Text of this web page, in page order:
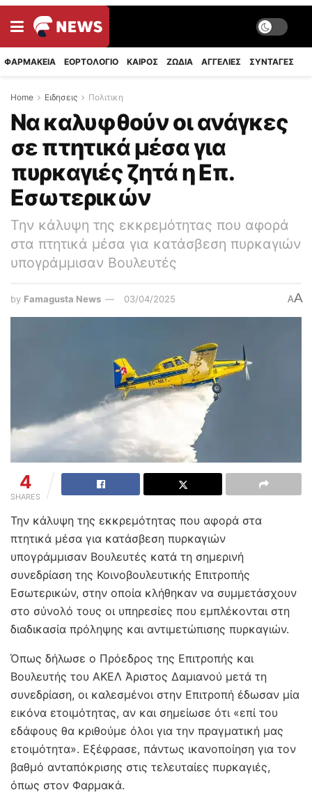
ΦΑΡΜΑΚΕΙΑ ΕΟΡΤΟΛΟΓΙΟ ΚΑΙΡΟΣ ΖΩΔΙΑ ΑΓΓΕΛΙΕΣ ΣΥΝΤΑΓΈΣ
Home Ειδησεις Πολιτικη
Να καλυφθούν οι ανάγκες
σε πτητικά μέσα για
πυρκαγιές ζητά η Επ.
Εσωτερικών
Την κάλυψη της εκκρεμότητας που αφορά
στα πτητικά μέσα για κατάσβεση πυρκαγιών
υπογράμμισαν Βουλευτές
by Famagusta News 03/04/2025 AA
4
SHARES
Την κάλυψη της εκκρεμότητας που αφορά στα
πτητικά μέσα για κατάσβεση πυρκαγιών
υπογράμμισαν Βουλευτές κατά τη σημερινή
συνεδρίαση της Κοινοβουλευτικής Επιτροπής
Εσωτερικών, στην οποία κλήθηκαν να συμμετάσχουν
στο σύνολό τους οι υπηρεσίες που εμπλέκονται στη
διαδικασία πρόληψης και αντιμετώπισης πυρκαγιών.
Όπως δήλωσε ο Πρόεδρος της Επιτροπής και
Βουλευτής του ΑΚΕΛ Άριστος Δαμιανού μετά τη
συνεδρίαση, οι καλεσμένοι στην Επιτροπή έδωσαν μία
εικόνα ετοιμότητας, αν και σημείωσε ότι «επί του
εδάφους θα κριθούμε όλοι για την πραγματική μας
ετοιμότητα». Εξέφρασε, πάντως ικανοποίηση για τον
βαθμό ανταπόκρισης στις τελευταίες πυρκαγιές,
όπως στον Φαρμακά.